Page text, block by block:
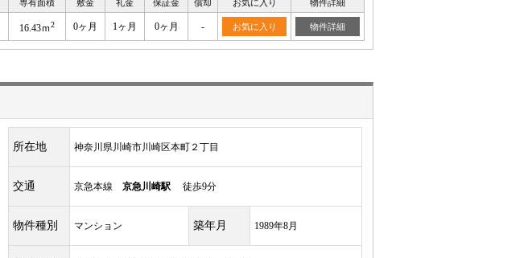
専有面積 敷金 礼金 保証金 償却 お気に入り 物件詳細
16.43ｍ2 0ヶ月 1ヶ月 0ヶ月 - お気に入り 物件詳細
所在地 神奈川県川崎市川崎区本町２丁目
交通 京急本線 京急川崎駅 徒歩9分
物件種別 マンション 築年月 1989年8月